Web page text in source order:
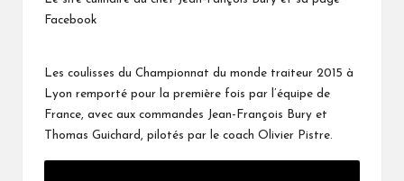
Facebook
Les coulisses du Championnat du monde traiteur 2015 à
Lyon remporté pour la première fois par l’équipe de
France, avec aux commandes Jean-François Bury et
Thomas Guichard, pilotés par le coach Olivier Pistre.